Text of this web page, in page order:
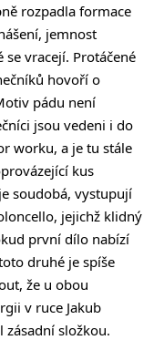
rozpadla formace
jemnost
vracejí. Protáčené
hovoří o
pádu není
jsou vedeni i do
worku, a je tu stále
kus
soudobá, vystupují
jejichž klidný
první dílo nabízí
druhé je spíše
že u obou
v ruce Jakub
zásadní složkou.